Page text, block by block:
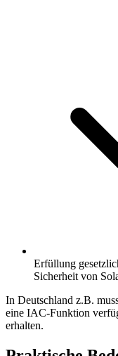
Erfüllung
Sicherheit von
In Deutschland z.B.
eine IAC-Funktion
erhalten.